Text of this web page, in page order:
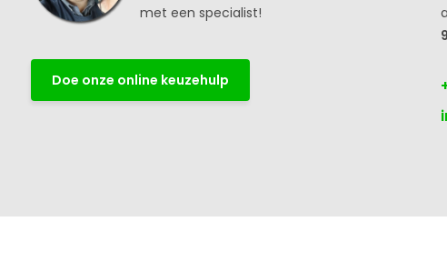
met een specialist!
Doe onze online keuzehulp